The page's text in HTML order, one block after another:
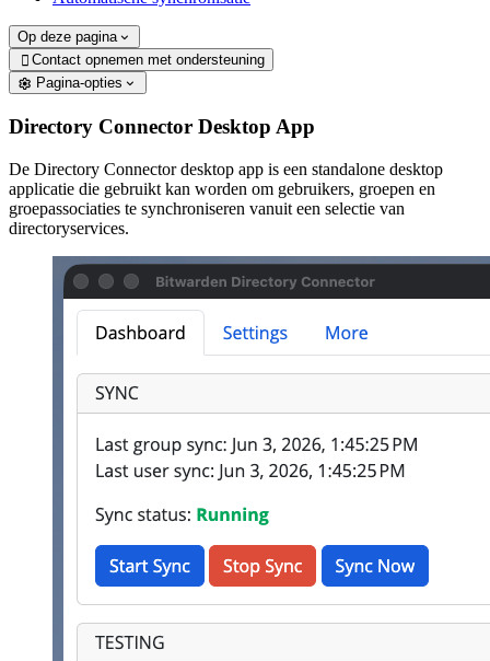
Op deze pagina
 Contact opnemen met ondersteuning
Pagina-opties
Directory Connector Desktop App
De Directory Connector desktop app is een standalone desktop
applicatie die gebruikt kan worden om gebruikers, groepen en
groepassociaties te synchroniseren vanuit een selectie van
directoryservices.